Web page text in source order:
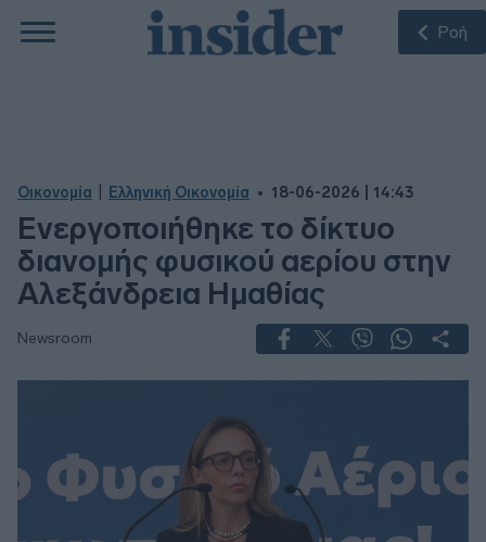
Ροή
Οικονομία Ελληνική Οικονομία 18-06-2026 | 14:43
Ενεργοποιήθηκε το δίκτυο
διανομής φυσικού αερίου στην
Αλεξάνδρεια Ημαθίας
Newsroom